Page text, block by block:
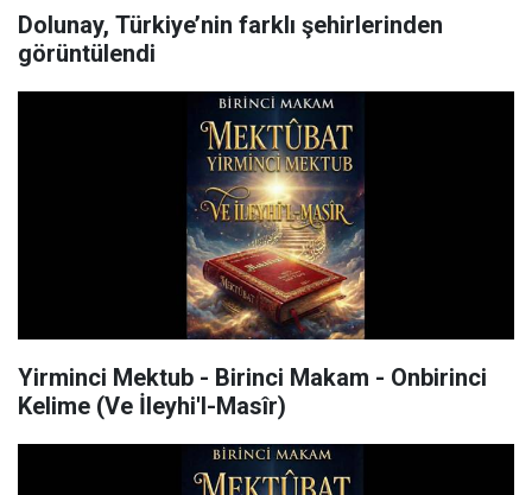
Dolunay, Türkiye’nin farklı şehirlerinden
görüntülendi
Yirminci Mektub - Birinci Makam - Onbirinci
Kelime (Ve İleyhi'l-Masîr)